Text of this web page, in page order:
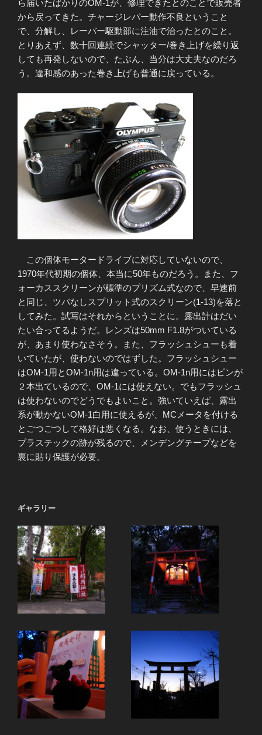
ら届いたばかりのOM-1が、修理できたとのことで販売者
から戻ってきた。チャージレバー動作不良ということ
で、分解し、レーバー駆動部に注油で治ったとのこと。
とりあえず、数十回連続でシャッター/巻き上げを繰り返
しても再発しないので、たぶん、当分は大丈夫なのだろ
う。違和感のあった巻き上げも普通に戻っている。
この個体モータードライブに対応していないので、
1970年代初期の個体、本当に50年ものだろう。また、フ
ォーカススクリーンが標準のプリズム式なので、早速前
と同じ、ツバなしスプリット式のスクリーン(1-13)を落と
してみた。試写はそれからということに。露出計はだい
たい合ってるようだ。レンズは50mm F1.8がついている
が、あまり使わなさそう。また、フラッシュシューも着
いていたが、使わないのではずした。フラッシュシュー
はOM-1用とOM-1n用は違っている。OM-1n用にはピンが
２本出ているので、OM-1には使えない。でもフラッシュ
は使わないのでどうでもよいこと。強いていえば、露出
系が動かないOM-1白用に使えるが、MCメータを付ける
とごつごつして格好は悪くなる。なお、使うときには、
プラステックの跡が残るので、メンデングテープなどを
裏に貼り保護が必要。
ギャラリー